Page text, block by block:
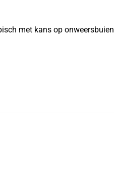
met kans op onweersbuien